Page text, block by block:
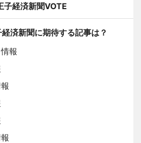
子経済新聞VOTE
経済新聞に期待する記事は？
報